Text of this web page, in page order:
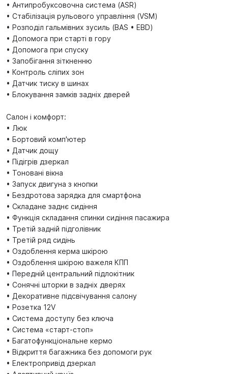
• Антипробуксовочна система (ASR)
• Стабілізація рульового управління (VSM)
• Розподіл гальмівних зусиль (BAS • EBD)
• Допомога при старті в гору
• Допомога при спуску
• Запобігання зіткненню
• Контроль сліпих зон
• Датчик тиску в шинах
• Блокування замків задніх дверей
Салон і комфорт:
• Люк
• Бортовий комп'ютер
• Датчик дощу
• Підігрів дзеркал
• Тоновані вікна
• Запуск двигуна з кнопки
• Бездротова зарядка для смартфона
• Складане заднє сидіння
• Функція складання спинки сидіння пасажира
• Третій задній підголівник
• Третій ряд сидінь
• Оздоблення керма шкірою
• Оздоблення шкірою важеля КПП
• Передній центральний підлокітник
• Сонячні шторки в задніх дверях
• Декоративне підсвічування салону
• Розетка 12V
• Система доступу без ключа
• Система «старт-стоп»
• Багатофункціональне кермо
• Відкриття багажника без допомоги рук
• Електропривід дзеркал